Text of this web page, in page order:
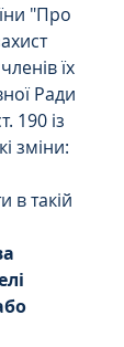
"Про
їх
Ради
190 із
зміни:
в такій